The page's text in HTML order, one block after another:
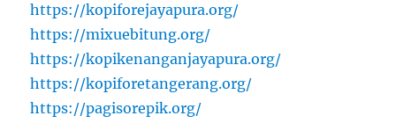
https://kopiforejayapura.org/
https://mixuebitung.org/
https://kopikenanganjayapura.org/
https://kopiforetangerang.org/
https://pagisorepik.org/